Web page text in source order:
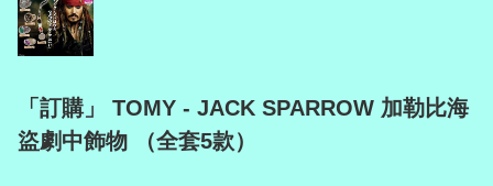
「訂購」 TOMY - JACK SPARROW 加勒比海
盜劇中飾物 （全套5款）